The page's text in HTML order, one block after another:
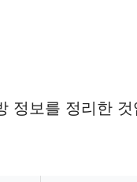
정보를 정리한